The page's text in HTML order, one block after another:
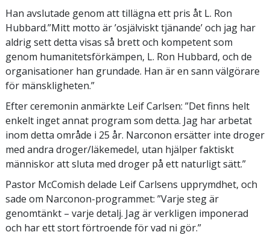
Han avslutade genom att tillägna ett pris åt L. Ron
Hubbard.”Mitt motto är ’osjälviskt tjänande’ och jag har
aldrig sett detta visas så brett och kompetent som
genom humanitetsförkämpen, L. Ron Hubbard, och de
organisationer han grundade. Han är en sann välgörare
för mänskligheten.”
Efter ceremonin anmärkte Leif Carlsen: ”Det finns helt
enkelt inget annat program som detta. Jag har arbetat
inom detta område i 25 år. Narconon ersätter inte droger
med andra droger/läkemedel, utan hjälper faktiskt
människor att sluta med droger på ett naturligt sätt.”
Pastor McComish delade Leif Carlsens upprymdhet, och
sade om Narconon-programmet: ”Varje steg är
genomtänkt – varje detalj. Jag är verkligen imponerad
och har ett stort förtroende för vad ni gör.”